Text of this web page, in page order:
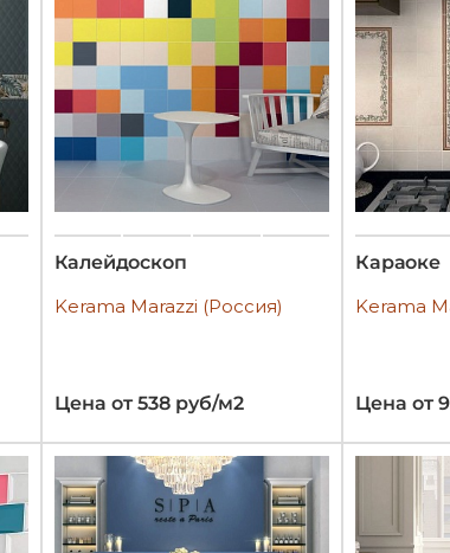
Калейдоскоп
Kerama Marazzi (Россия)
Цена от 538 руб/м2
Караоке
Kerama
Цена от